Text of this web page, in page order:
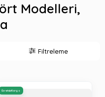
Modelleri,
Filtreleme
Ücretsiz Kargo